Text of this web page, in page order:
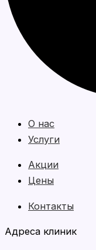
О нас
Услуги
Акции
Цены
Контакты
Адреса клиник